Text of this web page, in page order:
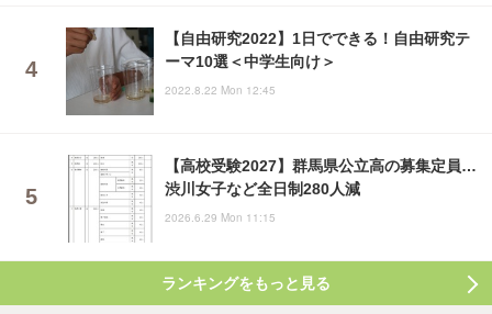
【自由研究2022】1日でできる！自由研究テ
ーマ10選＜中学生向け＞
2022.8.22 Mon 12:45
【高校受験2027】群馬県公立高の募集定員…
渋川女子など全日制280人減
2026.6.29 Mon 11:15
ランキングをもっと見る